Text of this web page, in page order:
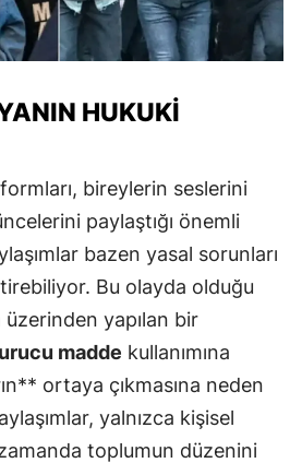
HUKUKI
bireylerin seslerini
paylaştığı önemli
bazen yasal sorunları
Bu olayda olduğu
yapılan bir
madde kullanımına
ortaya çıkmasına neden
yalnızca kişisel
toplumun düzenini